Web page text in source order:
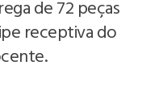
de 72 peças
receptiva do